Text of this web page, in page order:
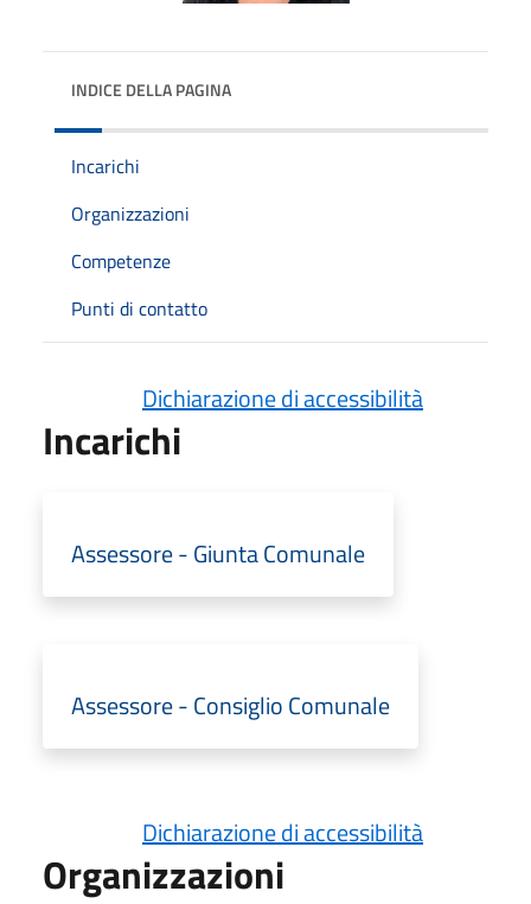
INDICE DELLA PAGINA
Incarichi
Organizzazioni
Competenze
Punti di contatto
Dichiarazione di accessibilità
Incarichi
Assessore - Giunta Comunale
Assessore - Consiglio Comunale
Dichiarazione di accessibilità
Organizzazioni